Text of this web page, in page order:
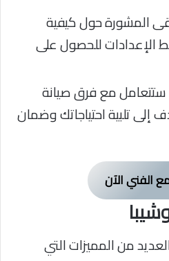
المشورة حول كيفية
الإعدادات للحصول على
ستتعامل مع فرق صيانة
تلبية احتياجاتك وضمان
الفني الآن
من المميزات التي